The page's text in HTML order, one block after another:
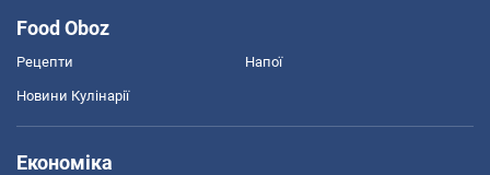
Food Oboz
Рецепти Напої
Новини Кулінарії
Економіка